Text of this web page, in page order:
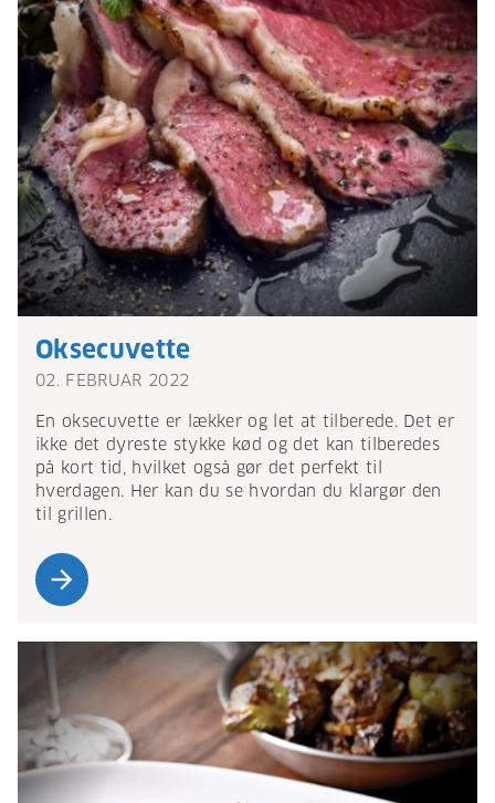
Oksecuvette
02. FEBRUAR 2022
En oksecuvette er lækker og let at tilberede. Det er
ikke det dyreste stykke kød og det kan tilberedes
på kort tid, hvilket også gør det perfekt til
hverdagen. Her kan du se hvordan du klargør den
til grillen.
arrow_forward